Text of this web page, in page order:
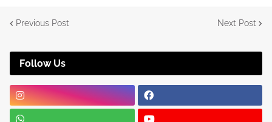
Previous Post Next Post
Follow Us